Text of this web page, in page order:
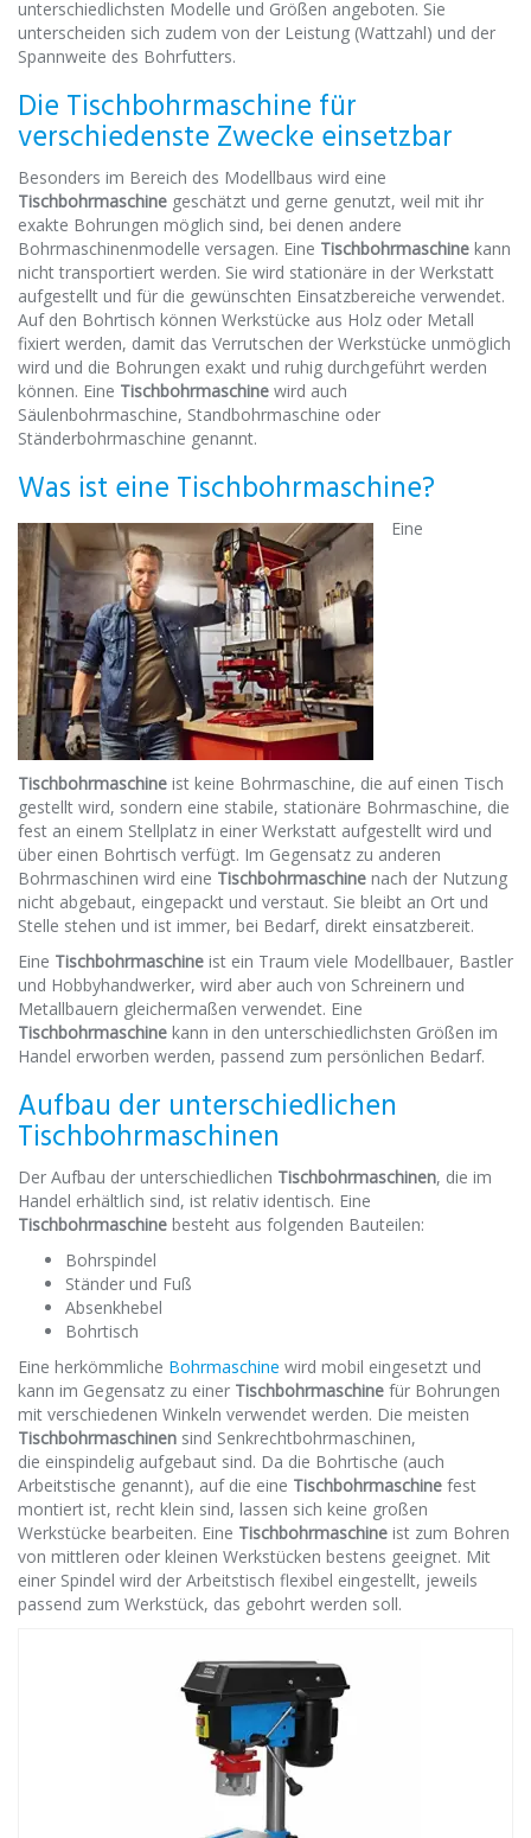
unterschiedlichsten Modelle und Größen angeboten. Sie
unterscheiden sich zudem von der Leistung (Wattzahl) und der
Spannweite des Bohrfutters.
Die Tischbohrmaschine für
verschiedenste Zwecke einsetzbar
Besonders im Bereich des Modellbaus wird eine
Tischbohrmaschine geschätzt und gerne genutzt, weil mit ihr
exakte Bohrungen möglich sind, bei denen andere
Bohrmaschinenmodelle versagen. Eine Tischbohrmaschine kann
nicht transportiert werden. Sie wird stationäre in der Werkstatt
aufgestellt und für die gewünschten Einsatzbereiche verwendet.
Auf den Bohrtisch können Werkstücke aus Holz oder Metall
fixiert werden, damit das Verrutschen der Werkstücke unmöglich
wird und die Bohrungen exakt und ruhig durchgeführt werden
können. Eine Tischbohrmaschine wird auch
Säulenbohrmaschine, Standbohrmaschine oder
Ständerbohrmaschine genannt.
Was ist eine Tischbohrmaschine?
Eine
Tischbohrmaschine ist keine Bohrmaschine, die auf einen Tisch
gestellt wird, sondern eine stabile, stationäre Bohrmaschine, die
fest an einem Stellplatz in einer Werkstatt aufgestellt wird und
über einen Bohrtisch verfügt. Im Gegensatz zu anderen
Bohrmaschinen wird eine Tischbohrmaschine nach der Nutzung
nicht abgebaut, eingepackt und verstaut. Sie bleibt an Ort und
Stelle stehen und ist immer, bei Bedarf, direkt einsatzbereit.
Eine Tischbohrmaschine ist ein Traum viele Modellbauer, Bastler
und Hobbyhandwerker, wird aber auch von Schreinern und
Metallbauern gleichermaßen verwendet. Eine
Tischbohrmaschine kann in den unterschiedlichsten Größen im
Handel erworben werden, passend zum persönlichen Bedarf.
Aufbau der unterschiedlichen
Tischbohrmaschinen
Der Aufbau der unterschiedlichen Tischbohrmaschinen, die im
Handel erhältlich sind, ist relativ identisch. Eine
Tischbohrmaschine besteht aus folgenden Bauteilen:
Bohrspindel
Ständer und Fuß
Absenkhebel
Bohrtisch
Eine herkömmliche Bohrmaschine wird mobil eingesetzt und
kann im Gegensatz zu einer Tischbohrmaschine für Bohrungen
mit verschiedenen Winkeln verwendet werden. Die meisten
Tischbohrmaschinen sind Senkrechtbohrmaschinen,
die einspindelig aufgebaut sind. Da die Bohrtische (auch
Arbeitstische genannt), auf die eine Tischbohrmaschine fest
montiert ist, recht klein sind, lassen sich keine großen
Werkstücke bearbeiten. Eine Tischbohrmaschine ist zum Bohren
von mittleren oder kleinen Werkstücken bestens geeignet. Mit
einer Spindel wird der Arbeitstisch flexibel eingestellt, jeweils
passend zum Werkstück, das gebohrt werden soll.